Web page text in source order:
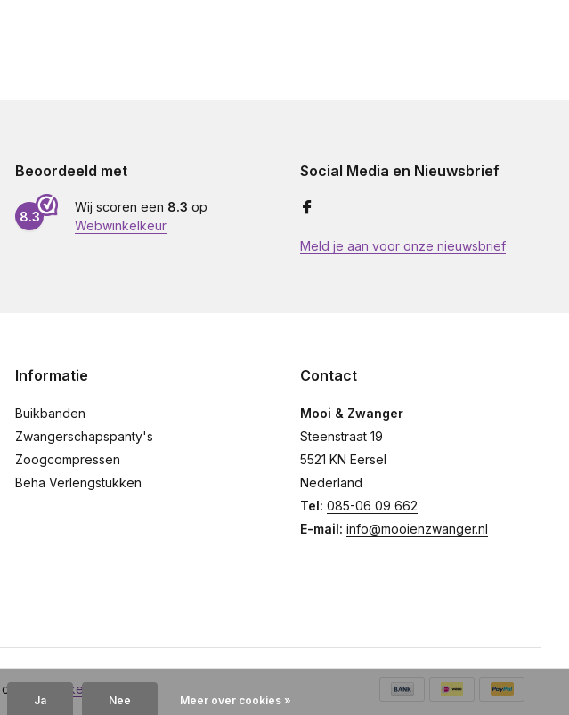
Beoordeeld met
8.3
Wij scoren een 8.3 op
Webwinkelkeur
Social Media en Nieuwsbrief
Meld je aan voor onze nieuwsbrief
Informatie
Buikbanden
Zwangerschapspanty's
Zoogcompressen
Beha Verlengstukken
Contact
Mooi & Zwanger
Steenstraat 19
5521 KN Eersel
Nederland
Tel: 085-06 09 662
E-mail: info@mooienzwanger.nl
op Webwinkelkeur
Ja Nee Meer over cookies »